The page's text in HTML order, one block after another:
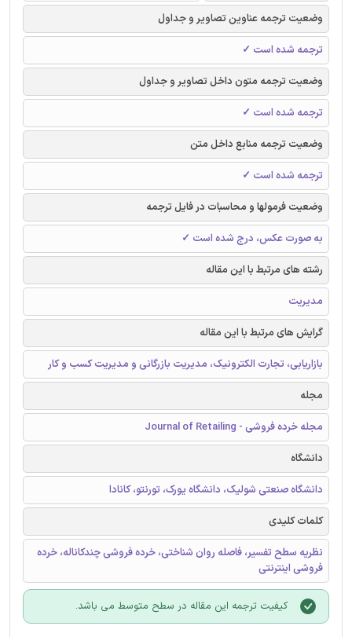
وضعیت ترجمه عناوین تصاویر و جداول
ترجمه شده است ✓
وضعیت ترجمه متون داخل تصاویر و جداول
ترجمه شده است ✓
وضعیت ترجمه منابع داخل متن
ترجمه شده است ✓
وضعیت فرمولها و محاسبات در فایل ترجمه
به صورت عکس، درج شده است ✓
رشته های مرتبط با این مقاله
مدیریت
گرایش های مرتبط با این مقاله
بازاریابی، تجارت الکترونیک، مدیریت بازرگانی و مدیریت کسب و کار
مجله
مجله خرده فروشی - Journal of Retailing
دانشگاه
دانشگاه صنعتی شولیک، دانشگاه یورک، تورنتو، کانادا
کلمات کلیدی
نظریه سطح تفسیر، فاصله روان شناختی، خرده فروشی چندکاناله، خرده
فروشی اینترنتی
کیفیت ترجمه این مقاله در سطح متوسط می باشد.